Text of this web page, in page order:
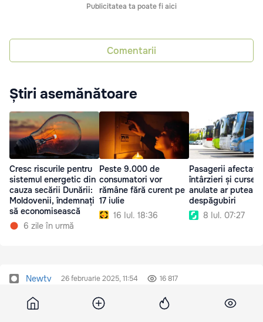
Publicitatea ta poate fi aici
Comentarii
Știri asemănătoare
Cresc riscurile pentru
sistemul energetic din
cauza secării Dunării:
Moldovenii, îndemnați
să economisească
6 zile în urmă
Peste 9.000 de
consumatori vor
rămâne fără curent pe
17 iulie
16 Iul. 18:36
Pasagerii afectați
întârzieri și curse
anulate ar putea
despăgubiri
8 Iul. 07:27
Newtv 26 februarie 2025, 11:54 16 817
Chicu a informat un diplomat al